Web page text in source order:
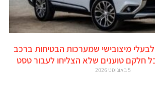
מיצובישי שמערכות הבטיחות ברכב
חלקם טוענים שלא הצליחו לעבור טסט
5 באוגוסט 2026